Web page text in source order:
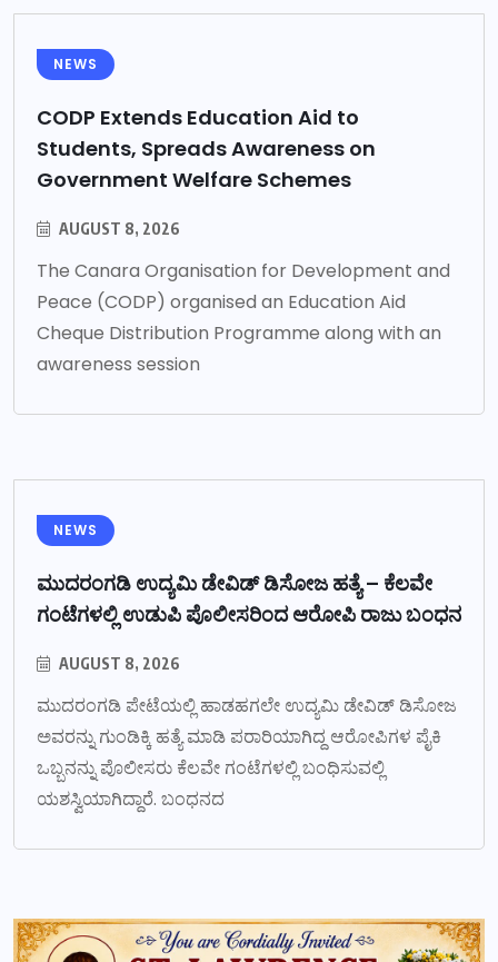
NEWS
CODP Extends Education Aid to
Students, Spreads Awareness on
Government Welfare Schemes
AUGUST 8, 2026
The Canara Organisation for Development and
Peace (CODP) organised an Education Aid
Cheque Distribution Programme along with an
awareness session
NEWS
ಮುದರಂಗಡಿ ಉದ್ಯಮಿ ಡೇವಿಡ್ ಡಿಸೋಜ ಹತ್ಯೆ – ಕೆಲವೇ
ಗಂಟೆಗಳಲ್ಲಿ ಉಡುಪಿ ಪೊಲೀಸರಿಂದ ಆರೋಪಿ ರಾಜು ಬಂಧನ
AUGUST 8, 2026
ಮುದರಂಗಡಿ ಪೇಟೆಯಲ್ಲಿ ಹಾಡಹಗಲೇ ಉದ್ಯಮಿ ಡೇವಿಡ್ ಡಿಸೋಜ
ಅವರನ್ನು ಗುಂಡಿಕ್ಕಿ ಹತ್ಯೆ ಮಾಡಿ ಪರಾರಿಯಾಗಿದ್ದ ಆರೋಪಿಗಳ ಪೈಕಿ
ಒಬ್ಬನನ್ನು ಪೊಲೀಸರು ಕೆಲವೇ ಗಂಟೆಗಳಲ್ಲಿ ಬಂಧಿಸುವಲ್ಲಿ
ಯಶಸ್ವಿಯಾಗಿದ್ದಾರೆ. ಬಂಧನದ